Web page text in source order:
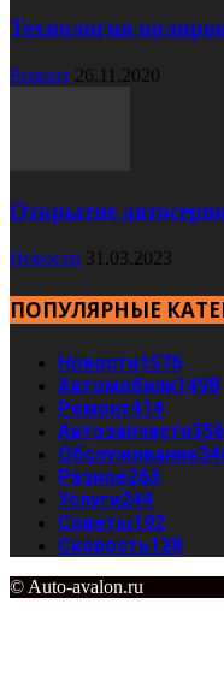
Технология
Ремонт 26.11.2020
Открытие
Новости 31.03.2023
ПОПУЛЯРНЫЕ
Новости1576
Автомобили1498
Ремонт414
Автозапчасти356
Обслуживание
Разное263
Услуги244
Советы192
Скорость128
© Auto-avalon.ru